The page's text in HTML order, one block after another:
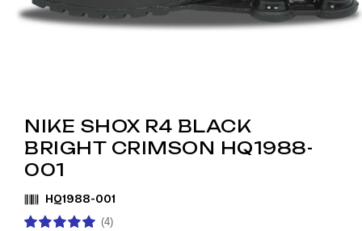
NIKE SHOX R4 BLACK
BRIGHT CRIMSON HQ1988-
001
HQ1988-001
(4)